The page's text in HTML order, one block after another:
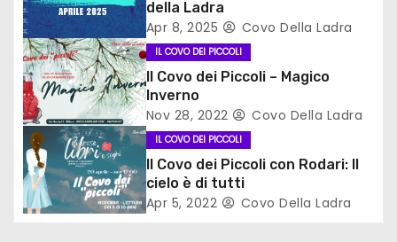
a
r
t
i
c
o
della Ladra
Apr 8, 2025 Covo Della Ladra
IL COVO DEI PICCOLI
Il Covo dei Piccoli – Magico
Inverno
Nov 28, 2022 Covo Della Ladra
IL COVO DEI PICCOLI
Il Covo dei Piccoli con Rodari: Il
cielo è di tutti
Apr 5, 2022 Covo Della Ladra